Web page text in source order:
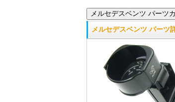
メルセデスベンツ パーツ